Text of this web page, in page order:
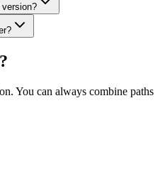
You can always combine paths